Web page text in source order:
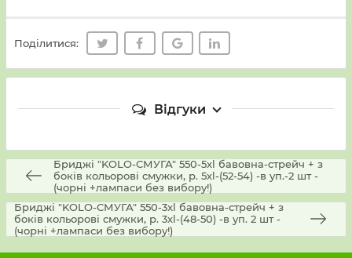
Поділитися:
Відгуки
Бриджі "KOLO-СМУГА" 550-5xl бавовна-стрейч + з
боків кольорові смужки, р. 5хl-(52-54) -в уп.-2 шт -
(чорні +лампаси без вибору!)
Бриджі "KOLO-СМУГА" 550-3xl бавовна-стрейч + з
боків кольорові смужки, р. 3хl-(48-50) -в уп. 2 шт -
(чорні +лампаси без вибору!)